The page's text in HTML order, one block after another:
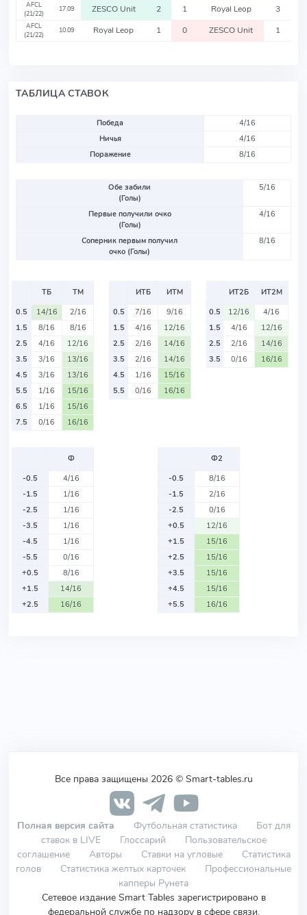
AFCL
(21/22)
17.09 ZESCO Unit 2 1 Royal Leop 3
AFCL
(21/22)
10.09 Royal Leop 1 0 ZESCO Unit 1
ТАБЛИЦА СТАВОК
Победа
4/16
Ничья
4/16
Поражение
8/16
Обе забили
(Голы)
5/16
Первые получили очко
(Голы)
4/16
Соперник первым получил
очко (Голы)
8/16
ТБ
ТМ
0.5
14/16
2/16
1.5
8/16
8/16
2.5
4/16
12/16
3.5
3/16
13/16
4.5
3/16
13/16
5.5
1/16
15/16
6.5
1/16
15/16
7.5
0/16 16/16
ИТБ
ИТМ
0.5
7/16
9/16
1.5
4/16
12/16
2.5
2/16
14/16
3.5
2/16
14/16
4.5
1/16
15/16
5.5
0/16 16/16
ИТ2Б
ИТ2М
0.5
12/16
4/16
1.5
4/16
12/16
2.5
2/16
14/16
3.5
0/16 16/16
Ф
-0.5
4/16
-1.5
1/16
-2.5
1/16
-3.5
1/16
-4.5
1/16
-5.5
0/16
+0.5
8/16
+1.5
14/16
+2.5
16/16
Ф2
-0.5
8/16
-1.5
2/16
-2.5
0/16
+0.5
12/16
+1.5
15/16
+2.5
15/16
+3.5
15/16
+4.5
15/16
+5.5
16/16
Все права защищены 2026 © Smart-tables.ru
Полная версия сайта Футбольная статистика
Бот для
ставок в LIVE
Глоссарий
Пользовательское
соглашение
Авторы Ставки на угловые
Статистика
голов
Статистика желтых карточек
Профессиональные
капперы Рунета
Сетевое издание Smart Tables зарегистрировано в
федеральной службе по надзору в сфере связи,